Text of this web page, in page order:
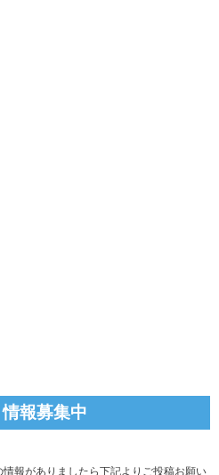
情報募集中
報がありましたら下記よりご投稿お願い